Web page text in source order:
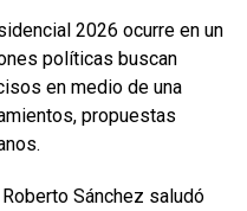
2026 ocurre en un
políticas buscan
en medio de una
propuestas
Sánchez saludó